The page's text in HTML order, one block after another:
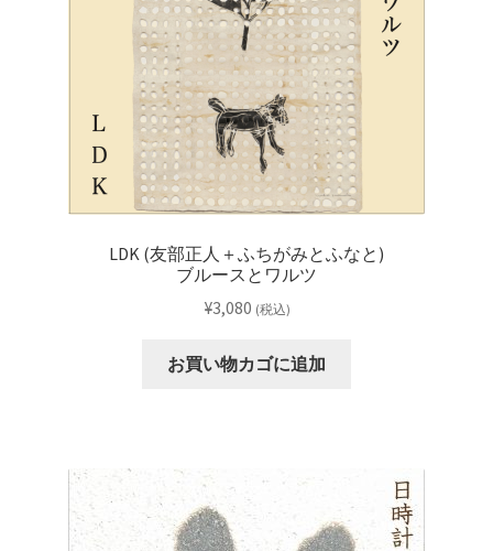
LDK (友部正人＋ふちがみとふなと)
ブルースとワルツ
¥3,080 (税込)
お買い物カゴに追加